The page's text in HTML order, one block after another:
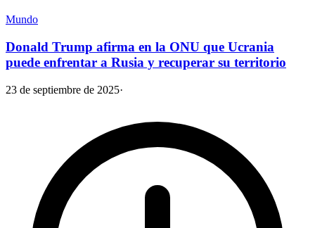
Mundo
Donald Trump afirma en la ONU que Ucrania
puede enfrentar a Rusia y recuperar su territorio
23 de septiembre de 2025·